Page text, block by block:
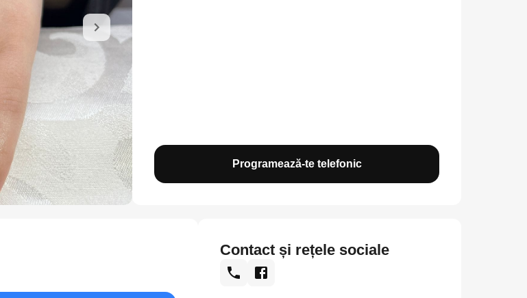
Programează-te telefonic
Contact și rețele sociale